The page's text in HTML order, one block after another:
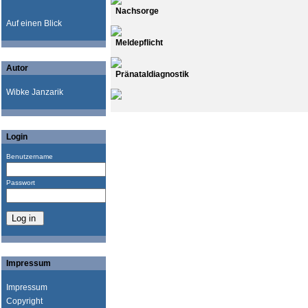
Auf einen Blick
Autor
Wibke Janzarik
Login
Benutzername
Passwort
Impressum
Impressum
Copyright
Nachsorge
Meldepflicht
Pränataldiagnostik